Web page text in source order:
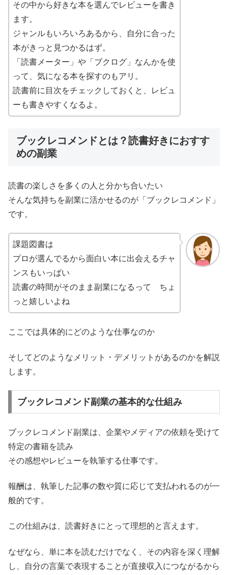
その中から好きな本を選んでレビューを書き
ます。
ジャンルもいろいろあるから、自分に合った
本がきっと見つかるはず。
「読書メーター」や「ブクログ」なんかを使
って、気になる本を探すのもアリ。
読書前に目次をチェックしておくと、レビュ
ーも書きやすくなるよ。
ブックレコメンドとは？読書好きにおすす
めの副業
読書の楽しさを多くの人と分かち合いたい
そんな気持ちを副業に活かせるのが「ブックレコメンド」
です。
課題図書は
プロが選んでるから面白い本に出会えるチャ
ンスもいっぱい
読書の時間がそのまま副業になるって ちょ
っと嬉しいよね
ここでは具体的にどのような仕事なのか
そしてどのようなメリット・デメリットがあるのかを解説
します。
ブックレコメンド副業の基本的な仕組み
ブックレコメンド副業は、企業やメディアの依頼を受けて
特定の書籍を読み
その感想やレビューを執筆する仕事です。
報酬は、執筆した記事の数や質に応じて支払われるのが一
般的です。
この仕組みは、読書好きにとって理想的と言えます。
なぜなら、単に本を読むだけでなく、その内容を深く理解
し、自分の言葉で表現することが直接収入につながるから